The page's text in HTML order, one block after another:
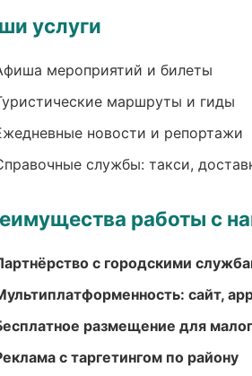
услуги
мероприятий и билеты
маршруты и гиды
новости и репортажи
службы: такси,
работы с
с городскими
сайт,
размещение для
с таргетингом по району